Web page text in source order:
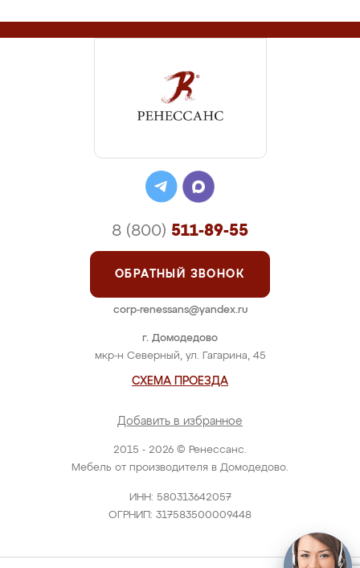
2015 - 2026 © Ренессанс.
Мебель от производителя в Домодедово.
ИНН: 580313642057
ОГРНИП: 317583500009448
г. Домодедово
мкр-н Северный, ул. Гагарина, 45
СХЕМА ПРОЕЗДА
Добавить в избранное
8 (800) 511-89-55
ОБРАТНЫЙ ЗВОНОК
corp-renessans@yandex.ru